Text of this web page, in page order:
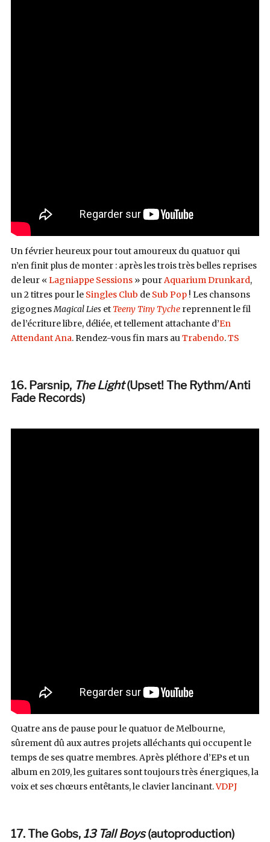
Un février heureux pour tout amoureux du quatuor qui
n’en finit plus de monter : après les trois très belles reprises
de leur «Lagniappe Sessions» pour Aquarium Drunkard,
un 2 titres pour le Singles Club de Sub Pop! Les chansons
gigognes Magical Lieset Teeny Tiny Tychereprennent le fil
de l’écriture libre, déliée, et tellement attachante d’En
Attendant Ana. Rendez-vous fin mars au Trabendo.TS
16. Parsnip,The Light(Upset! The Rythm/Anti
Fade Records)
Quatre ans de pause pour le quatuor de Melbourne,
sûrement dû aux autres projets alléchants qui occupent le
temps de ses quatre membres. Après pléthore d’EPs et un
album en 2019, les guitares sont toujours très énergiques, la
voix et ses chœurs entêtants, le clavier lancinant.VDPJ
17. The Gobs,13 Tall Boys(autoproduction)